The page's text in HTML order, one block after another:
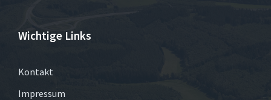
Wichtige Links
Kontakt
Impressum